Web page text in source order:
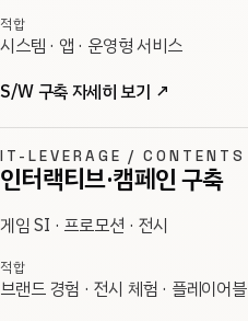
적합
시스템 · 앱 · 운영형 서비스
S/W 구축 자세히 보기 ↗
IT-LEVERAGE / CONTENTS
인터랙티브·캠페인 구축
게임 SI · 프로모션 · 전시
적합
브랜드 경험 · 전시 체험 · 플레이어블